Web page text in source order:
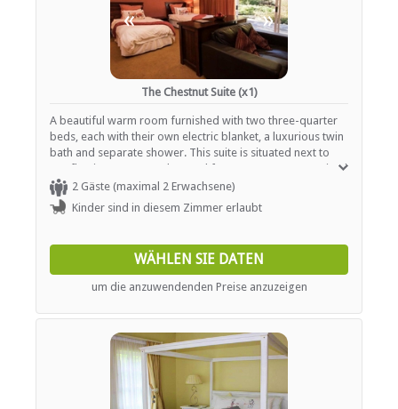
« »
The Chestnut Suite (x1)
A beautiful warm room furnished with two three-quarter
beds, each with their own electric blanket, a luxurious twin
bath and separate shower. This suite is situated next to
our flowing stream and natural forest. Rooms are serviced
daily and offer tea / coffee station as well as heaters or
fireplaces.
2 Gäste (maximal 2 Erwachsene)
Kinder sind in diesem Zimmer erlaubt
WÄHLEN SIE DATEN
um die anzuwendenden Preise anzuzeigen